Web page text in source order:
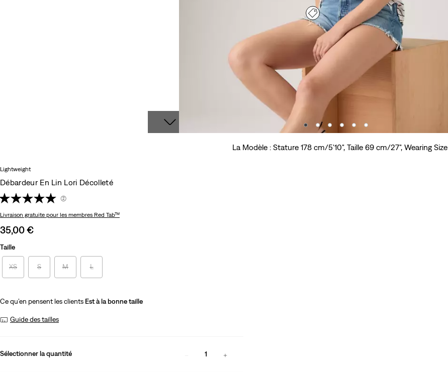
La Modèle : Stature 178 cm/5'10", Taille 69 cm/27", Wearing Size
Lightweight
Débardeur En Lin Lori Décolleté
(2)
Livraison gratuite pour les membres Red Tab™
Sale
is
35,00 €
Taille
XS S M L
Ce qu’en pensent les clients Est à la bonne taille
Guide des tailles
Sélectionner la quantité 1